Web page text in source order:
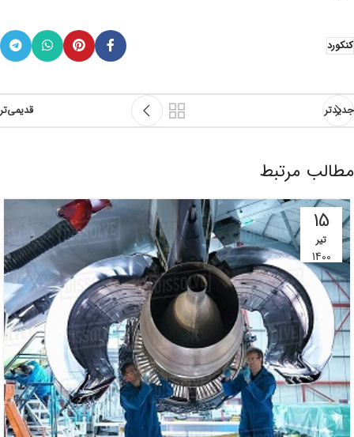
کنکورد
جدیدتر قدیمی‌تر
مطالب مرتبط
15
تیر
1400